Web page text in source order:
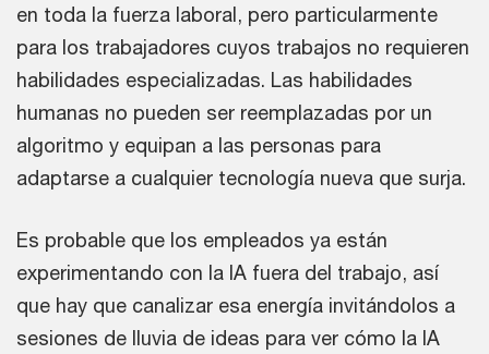
en toda la fuerza laboral, pero particularmente
para los trabajadores cuyos trabajos no requieren
habilidades especializadas. Las habilidades
humanas no pueden ser reemplazadas por un
algoritmo y equipan a las personas para
adaptarse a cualquier tecnología nueva que surja.
Es probable que los empleados ya están
experimentando con la IA fuera del trabajo, así
que hay que canalizar esa energía invitándolos a
sesiones de lluvia de ideas para ver cómo la IA